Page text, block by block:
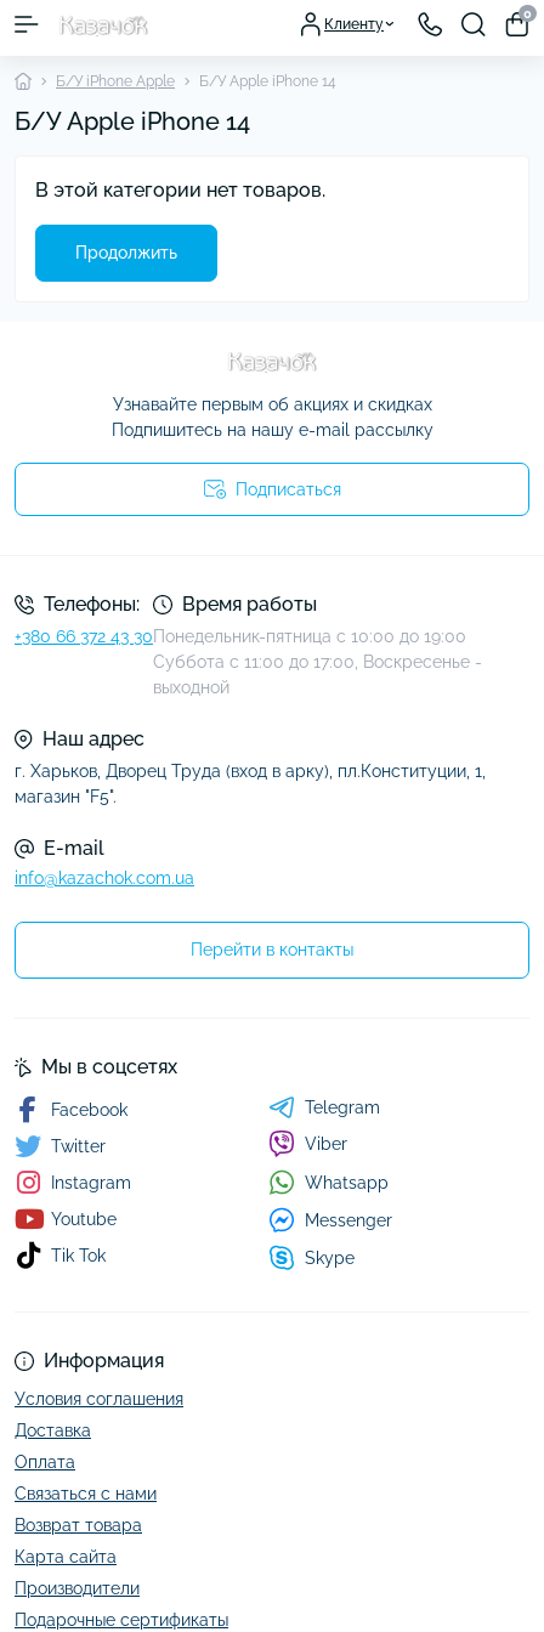
Клиенту
0
Б/У iPhone Apple Б/У Apple iPhone 14
Б/У Apple iPhone 14
В этой категории нет товаров.
Продолжить
Узнавайте первым об акциях и скидках
Подпишитесь на нашу e-mail рассылку
Подписаться
Телефоны:
+380 66 372 43 30
Время работы
Понедельник-пятница с 10:00 до 19:00
Суббота с 11:00 до 17:00, Воскресенье -
выходной
Наш адрес
г. Харьков, Дворец Труда (вход в арку), пл.Конституции, 1,
магазин "F5".
E-mail
info@kazachok.com.ua
Перейти в контакты
Информация
Условия соглашения
Доставка
Оплата
Связаться с нами
Возврат товара
Карта сайта
Производители
Подарочные сертификаты
Мы в соцсетях
Facebook
Twitter
Instagram
Youtube
Tik Tok
Telegram
Viber
Whatsapp
Messenger
Skype